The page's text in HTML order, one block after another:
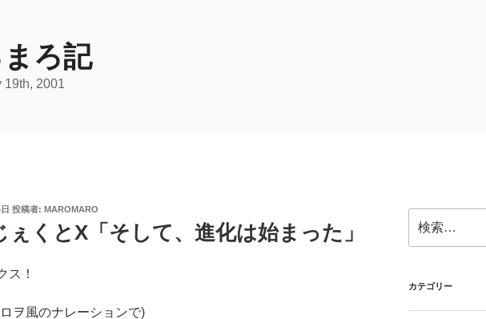
ろ記
19th, 2001
投稿者: MAROMARO
ぇくとX「そして、進化は始まった」
ス！
ヲ風のナレーションで)
索:
カテゴリー